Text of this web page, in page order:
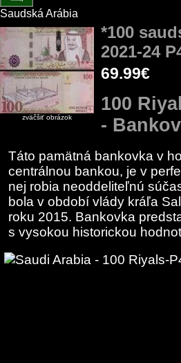
Saudská Arábia
zväčšiť obrázok
*100
2021-24
69.99€
100
-
Táto pamätná bankovka v
centrálnou bankou, je v
nej robia neoddeliteľnú
bola v období vlády kráľa
roku 2015. Bankovka
s vysokou historickou